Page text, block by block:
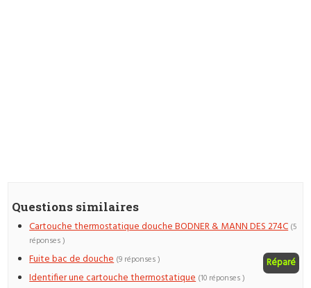
Questions similaires
Cartouche thermostatique douche BODNER & MANN DES 274C (5
réponses )
Fuite bac de douche Réparé
(9 réponses )
Identifier une cartouche thermostatique (10 réponses )